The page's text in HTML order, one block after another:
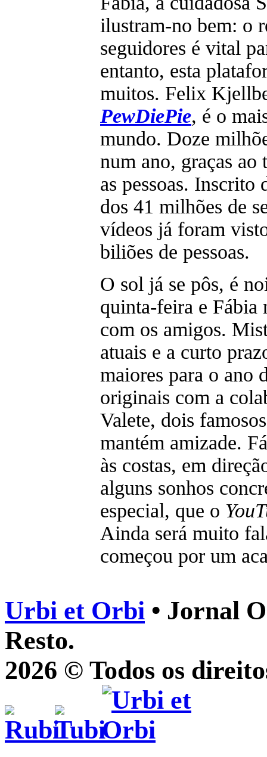
ilustram-no bem: o
seguidores é vital
entanto, esta
muitos. Felix
PewDiePie, é o
mundo. Doze
num ano, graças ao
as pessoas. Inscrito
dos 41 milhões de
vídeos já foram
biliões de pessoas.
O sol já se pôs, é
quinta-feira e Fábia
com os amigos.
atuais e a curto
maiores para o ano
originais com a
Valete, dois
mantém amizade.
às costas, em
alguns sonhos
especial, que o
Ainda será muito
começou por um
Urbi et Orbi • Jornal
Resto.
2026 © Todos os